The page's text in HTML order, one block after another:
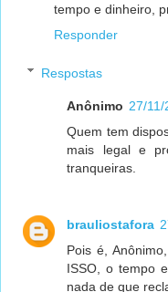
tempo e dinheiro,
Responder
Respostas
Anônimo 27/
Quem tem
mais legal e
tranqueiras.
brauliostafora
Pois é,
ISSO, o tempo
nada de que